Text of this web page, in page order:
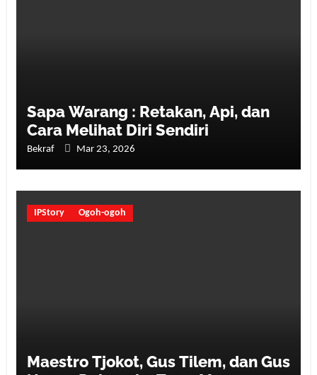
Sapa Warang : Retakan, Api, dan
Cara Melihat Diri Sendiri
Bekraf Mar 23, 2026
IPStory Ogoh-ogoh
Maestro Tjokot, Gus Tilem, dan Gus